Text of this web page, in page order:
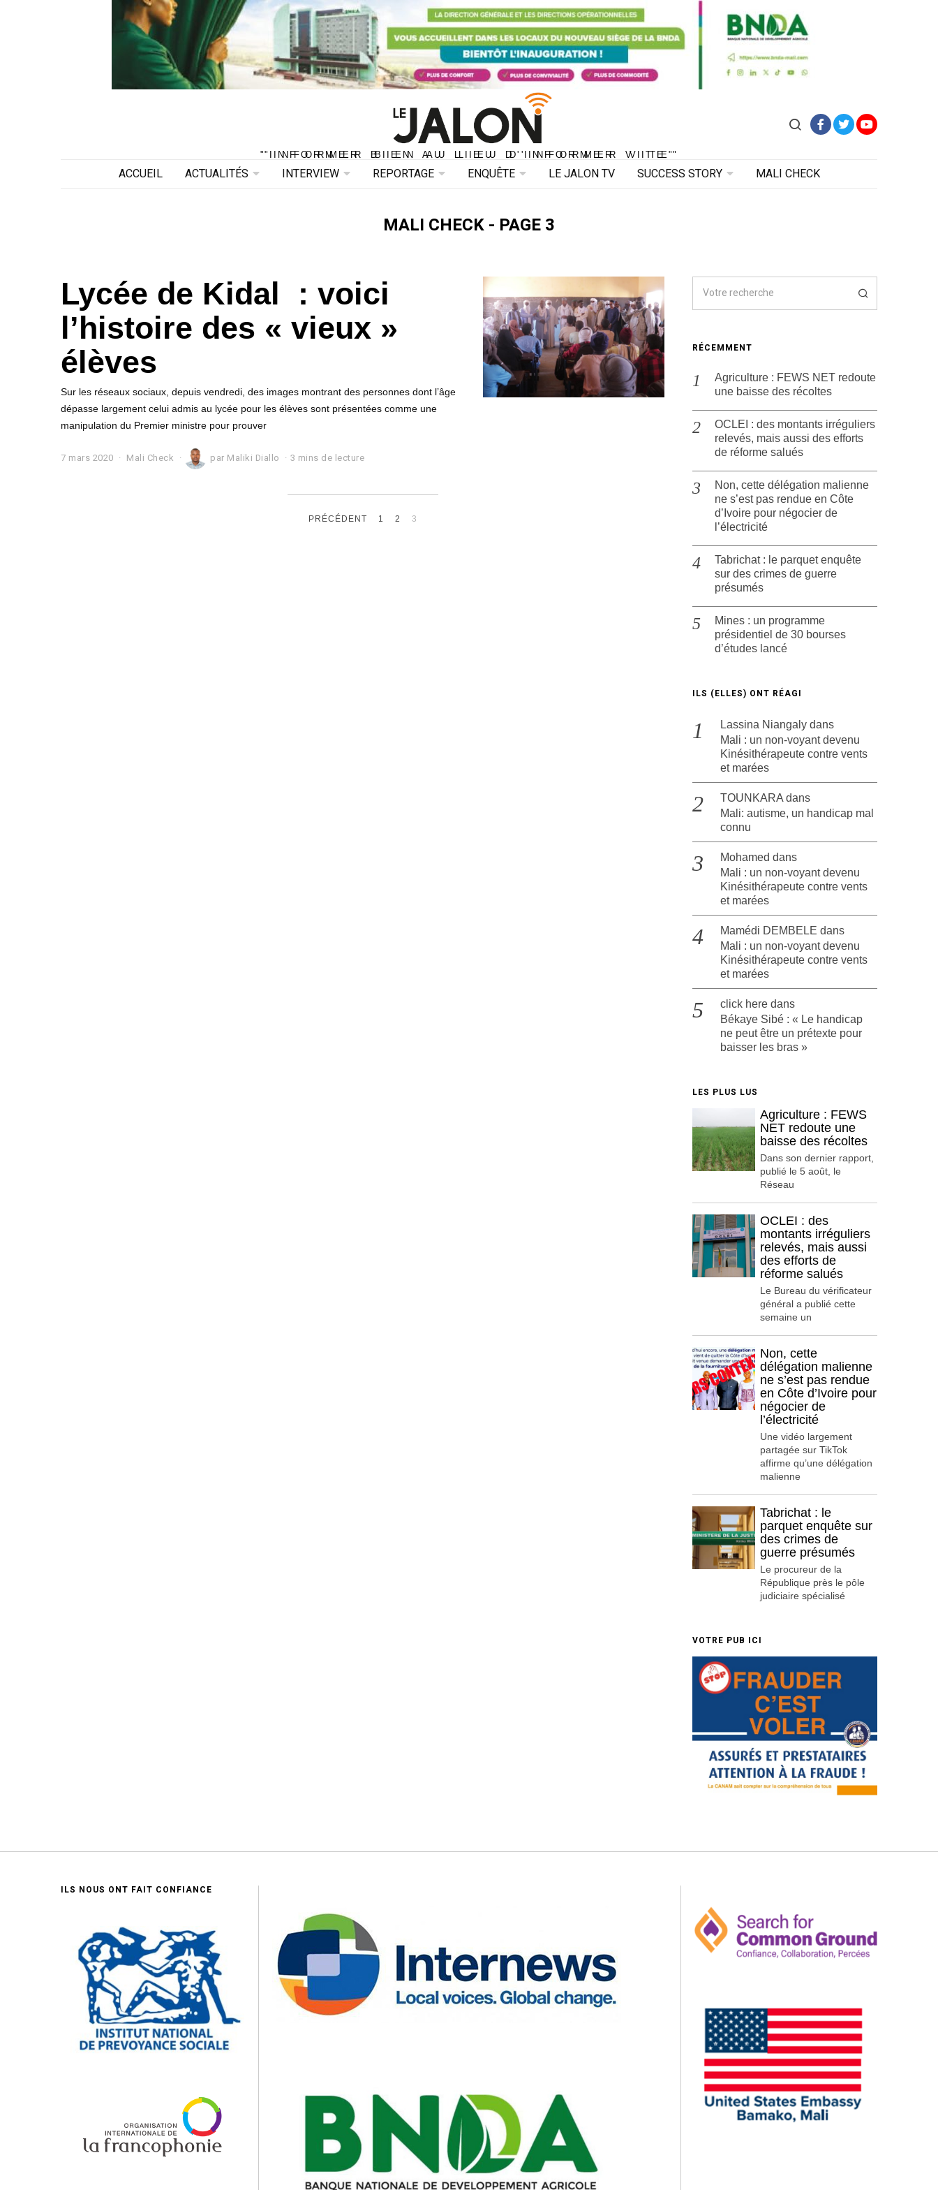
"INFORMER BIEN AU LIEU D'INFORMER VITE"
"INFORMER BIEN AU LIEU D'INFORMER VITE"
ACCUEIL ACTUALITÉS INTERVIEW REPORTAGE ENQUÊTE LE JALON TV SUCCESS STORY MALI CHECK
MALI CHECK - PAGE 3
Lycée de Kidal : voici
l’histoire des « vieux »
élèves
Sur les réseaux sociaux, depuis vendredi, des images montrant des personnes dont l’âge
dépasse largement celui admis au lycée pour les élèves sont présentées comme une
manipulation du Premier ministre pour prouver
7 mars 2020 Mali Check par Maliki Diallo 3 mins de lecture
PRÉCÉDENT 1 2 3
RÉCEMMENT
Agriculture : FEWS NET redoute
une baisse des récoltes
OCLEI : des montants irréguliers
relevés, mais aussi des efforts
de réforme salués
Non, cette délégation malienne
ne s’est pas rendue en Côte
d’Ivoire pour négocier de
l’électricité
Tabrichat : le parquet enquête
sur des crimes de guerre
présumés
Mines : un programme
présidentiel de 30 bourses
d’études lancé
ILS (ELLES) ONT RÉAGI
Lassina Niangaly dans
Mali : un non-voyant devenu
Kinésithérapeute contre vents
et marées
TOUNKARA dans
Mali: autisme, un handicap mal
connu
Mohamed dans
Mali : un non-voyant devenu
Kinésithérapeute contre vents
et marées
Mamédi DEMBELE dans
Mali : un non-voyant devenu
Kinésithérapeute contre vents
et marées
click here dans
Békaye Sibé : « Le handicap
ne peut être un prétexte pour
baisser les bras »
LES PLUS LUS
Agriculture : FEWS
NET redoute une
baisse des récoltes
Dans son dernier rapport,
publié le 5 août, le
Réseau
OCLEI : des
montants irréguliers
relevés, mais aussi
des efforts de
réforme salués
Le Bureau du vérificateur
général a publié cette
semaine un
Non, cette
délégation malienne
ne s’est pas rendue
en Côte d’Ivoire pour
négocier de
l’électricité
Une vidéo largement
partagée sur TikTok
affirme qu’une délégation
malienne
Tabrichat : le
parquet enquête sur
des crimes de
guerre présumés
Le procureur de la
République près le pôle
judiciaire spécialisé
VOTRE PUB ICI
ILS NOUS ONT FAIT CONFIANCE